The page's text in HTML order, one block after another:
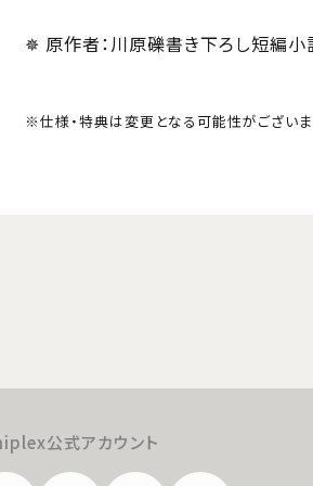
✵ 原作者：川原礫書き下ろし短編小
※仕様・特典は変更となる可能性がございま
公式アカウント